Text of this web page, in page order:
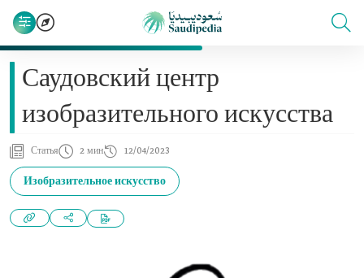
Саудовский центр
изобразительного искусства
Статья 2 мин 12/04/2023
Изобразительное искусство